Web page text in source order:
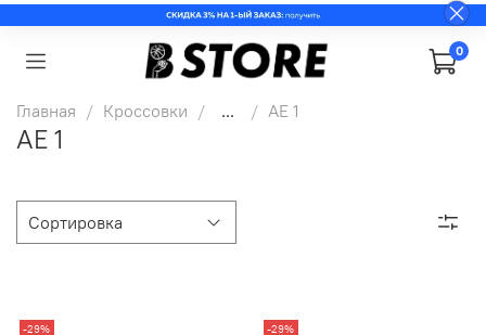
0
Главная Кроссовки ... AE 1
AE 1
-29% -29%